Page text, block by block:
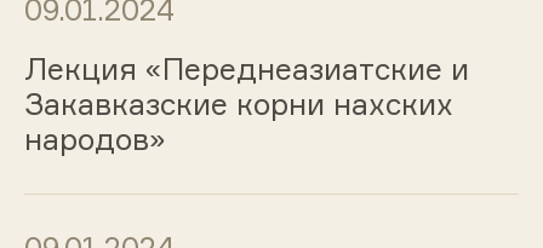
09.01.2024
Лекция «Переднеазиатские и
Закавказские корни нахских
народов»